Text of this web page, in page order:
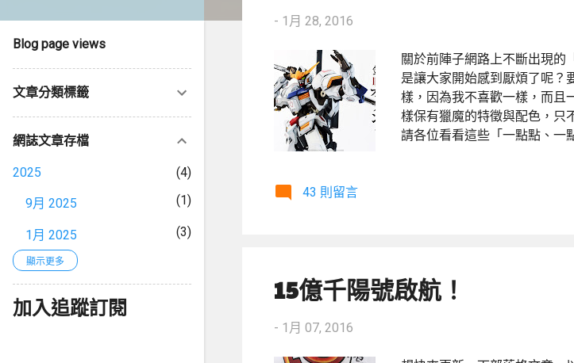
- 1月 28, 2016
關於前陣子網路上不斷出現的
是讓大家開始感到厭煩了呢？
樣，因為我不喜歡一樣，而且
樣保有獵魔的特徵與配色，只
請各位看看這些「一點點、一
43 則留言
15億千陽號啟航！
- 1月 07, 2016
Blog page views
文章分類標籤
網誌文章存檔
2025 4
9月 2025 1
1月 2025 3
2024
9月 2024
顯示更多
加入追蹤訂閱